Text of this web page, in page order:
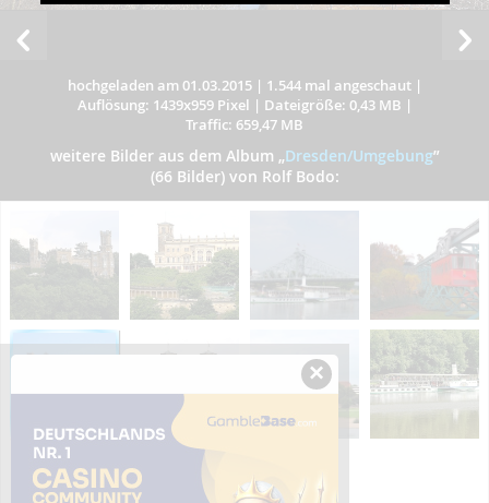
hochgeladen am 01.03.2015| 1.544 mal angeschaut|
Auflösung: 1439x959 Pixel | Dateigröße: 0,43 MB |
Traffic: 659,47 MB
weitere Bilder aus dem Album „Dresden/Umgebung”
(66 Bilder) von Rolf Bodo:
×